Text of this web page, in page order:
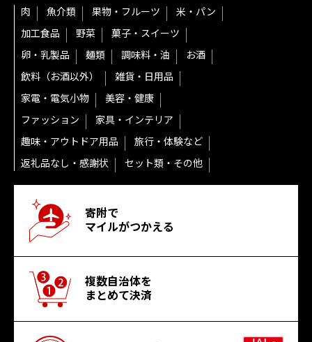
肉 魚介類 果物・フルーツ
米・パン
加工食品
野菜
菓子・スイーツ
卵・乳製品
麺類 調味料・油
お酒
飲料（お酒以外）
雑貨・日用品
家電・電気小物
美容・健康
ファッション
家具・インテリア
趣味・アウトドア用品
旅行・体験など
返礼品なし・感謝状
セット類・その他
寄附で
マイルがつかえる
複数自治体を
まとめて決済